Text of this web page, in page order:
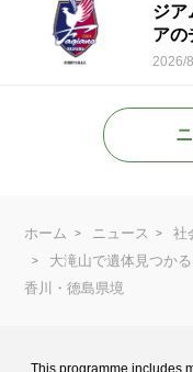
ジ
アの
2026/
ホーム ニュース
社
大滝山で遺体見つか
香川・徳島県境